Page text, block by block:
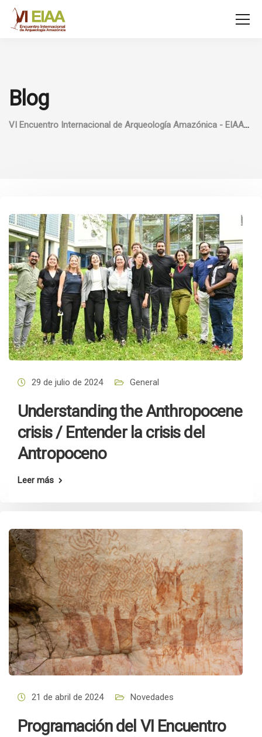
Blog
VI Encuentro Internacional de Arqueología Amazónica - EIAA
29 de julio de 2024 General
Understanding the Anthropocene
crisis / Entender la crisis del
Antropoceno
Leer más
21 de abril de 2024 Novedades
Programación del VI Encuentro